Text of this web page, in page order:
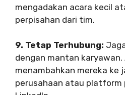
mengadakan acara kecil
perpisahan dari tim.
9. Tetap Terhubung:
dengan mantan karyawan.
menambahkan mereka ke
perusahaan atau